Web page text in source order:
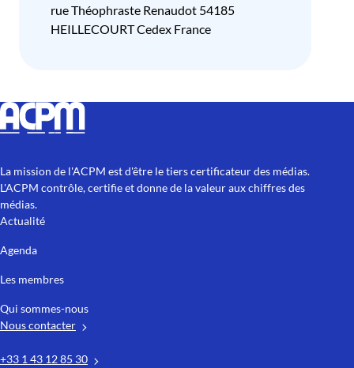
rue Théophraste Renaudot 54185
HEILLECOURT Cedex France
La mission de l'ACPM est d'être le tiers certificateur des médias.
L'ACPM contrôle, certifie et donne de la valeur aux chiffres des
médias.
Actualité
Agenda
Les membres
Qui sommes-nous
Nous contacter
+33 1 43 12 85 30